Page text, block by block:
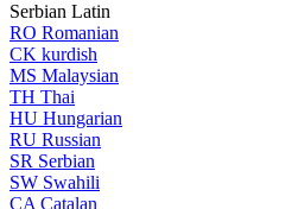
Serbian Latin
RO Romanian
CK kurdish
MS Malaysian
TH Thai
HU Hungarian
RU Russian
SR Serbian
SW Swahili
CA Catalan